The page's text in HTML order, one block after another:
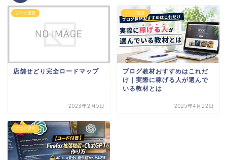
ブログ運営
店舗せどり完全ロードマップ
2023年2月5日
ブログ運営
ブログ教材おすすめはこれだ
け｜実際に稼げる人が選んで
いる教材とは
2025年4月22日
ブログ運営